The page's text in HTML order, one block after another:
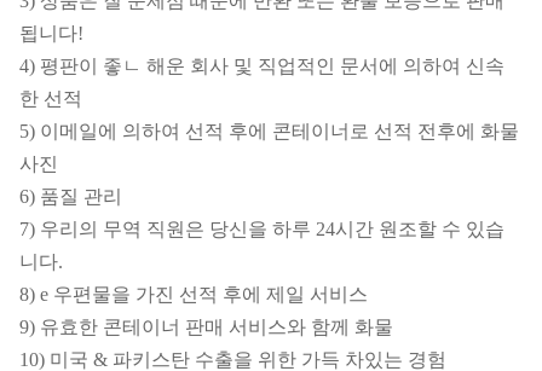
됩니다!
4) 평판이 좋ㄴ 해운 회사 및 직업적인 문서에 의하여 신속
한 선적
5) 이메일에 의하여 선적 후에 콘테이너로 선적 전후에 화물
사진
6) 품질 관리
7) 우리의 무역 직원은 당신을 하루 24시간 원조할 수 있습
니다.
8) e 우편물을 가진 선적 후에 제일 서비스
9) 유효한 콘테이너 판매 서비스와 함께 화물
10) 미국 & 파키스탄 수출을 위한 가득 차있는 경험